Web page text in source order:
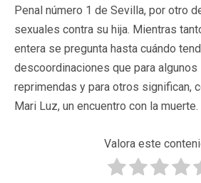
Penal número 1 de Sevilla, por otro
sexuales contra su hija. Mientras
entera se pregunta hasta cuándo
descoordinaciones que para
reprimendas y para otros significan,
Mari Luz, un encuentro con la muerte.
Valora este